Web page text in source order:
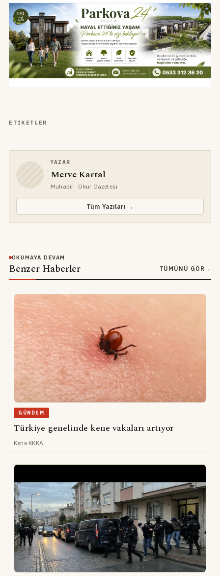
ETIKETLER
YAZAR
Merve Kartal
Muhabir · Okur Gazetesi
Tüm Yazıları →
OKUMAYA DEVAM
Benzer Haberler TÜMÜNÜ GÖR →
GÜNDEM
Türkiye genelinde kene vakaları artıyor
Kene KKKA